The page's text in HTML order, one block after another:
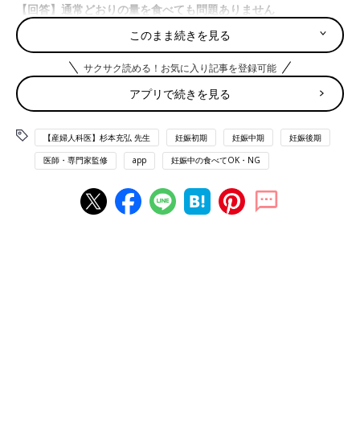
【回答】通常どおりの量を食べても問題ありません
妊娠中期
○
○
○
一部の地域で「するめ（またはいか）を食べると流産しやすくな
る」といううわさがあるようですが、医学的には根拠がありませ
ん。普通の量を食べていれば、なんの問題もないでしょう。
監修／杉本充弘先生 取材・文／たまひよONLINE編集部
このまま続きを見る
サクサク読める！お気に入り記事を登録可能
アプリで続きを見る
【産婦人科医】杉本充弘 先生 妊娠初期 妊娠中期 妊娠後期
医師・専門家監修 app 妊娠中の食べてOK・NG